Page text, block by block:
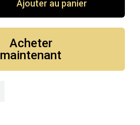
Ajouter au panier
Acheter
maintenant